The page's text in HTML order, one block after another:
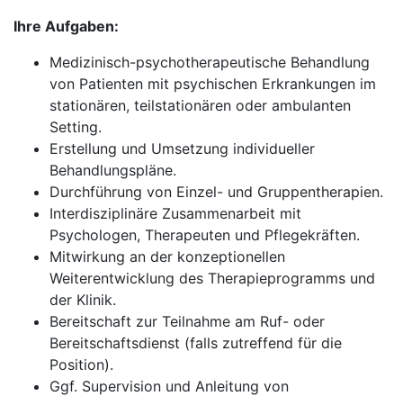
Ihre Aufgaben:
Medizinisch-psychotherapeutische Behandlung
von Patienten mit psychischen Erkrankungen im
stationären, teilstationären oder ambulanten
Setting.
Erstellung und Umsetzung individueller
Behandlungspläne.
Durchführung von Einzel- und Gruppentherapien.
Interdisziplinäre Zusammenarbeit mit
Psychologen, Therapeuten und Pflegekräften.
Mitwirkung an der konzeptionellen
Weiterentwicklung des Therapieprogramms und
der Klinik.
Bereitschaft zur Teilnahme am Ruf- oder
Bereitschaftsdienst (falls zutreffend für die
Position).
Ggf. Supervision und Anleitung von